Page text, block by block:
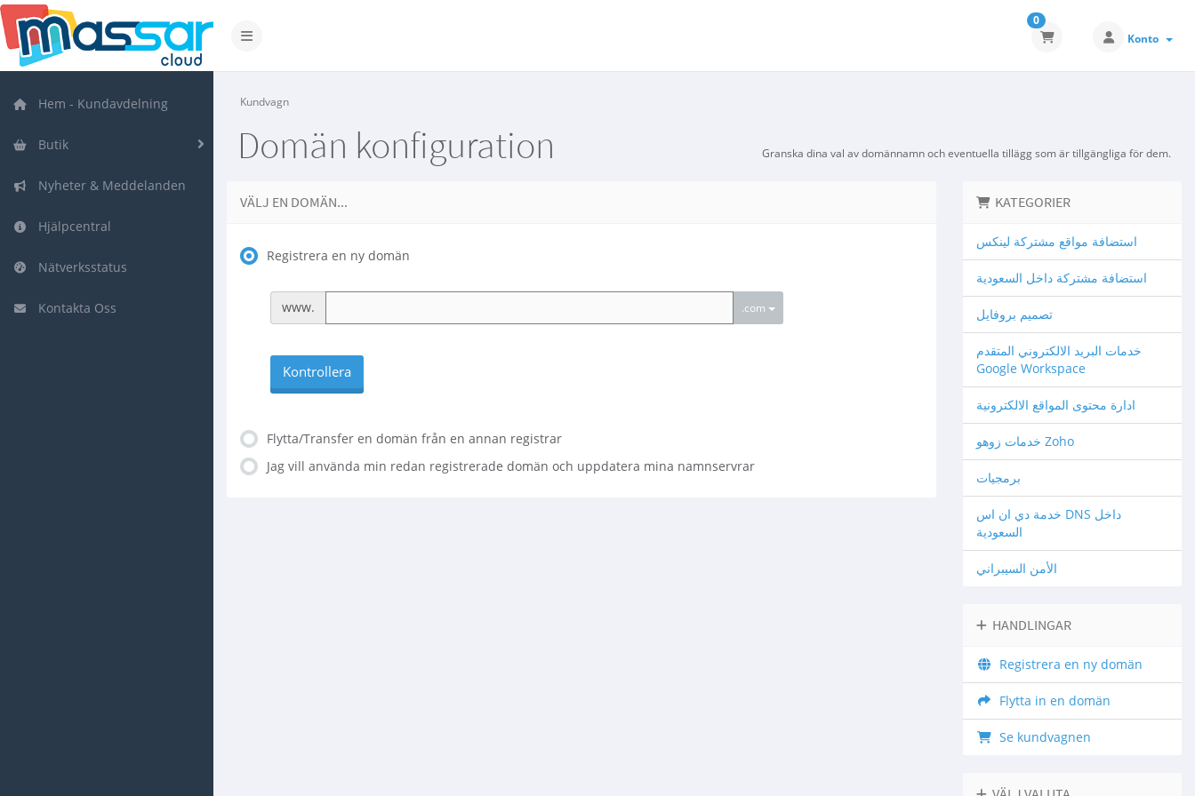
Växla navigering
0
Konto
Hem - Kundavdelning
Butik
Nyheter & Meddelanden
Hjälpcentral
Nätverksstatus
Kontakta Oss
Kundvagn
Domän konfiguration Granska dina val av domännamn och eventuella tillägg som är tillgängliga för dem.
VÄLJ EN DOMÄN...
Registrera en ny domän
www. .com
Kontrollera
Flytta/Transfer en domän från en annan registrar
Jag vill använda min redan registrerade domän och uppdatera mina namnservrar
KATEGORIER
استضافة مواقع مشتركة لينكس
استضافة مشتركة داخل السعودية
تصميم بروفايل
خدمات البريد الالكتروني المتقدم
Google Workspace
ادارة محتوى المواقع الالكترونية
خدمات زوهو Zoho
برمجيات
خدمة دي ان اس DNS داخل
السعودية
الأمن السيبراني
HANDLINGAR
Registrera en ny domän
Flytta in en domän
Se kundvagnen